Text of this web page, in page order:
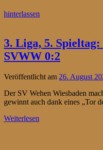
hinterlassen
3. Liga, 5.
SVWW 0:2
Veröffentlicht am 26. August
Der SV Wehen Wiesbaden
gewinnt auch dank eines „Tor
Weiterlesen